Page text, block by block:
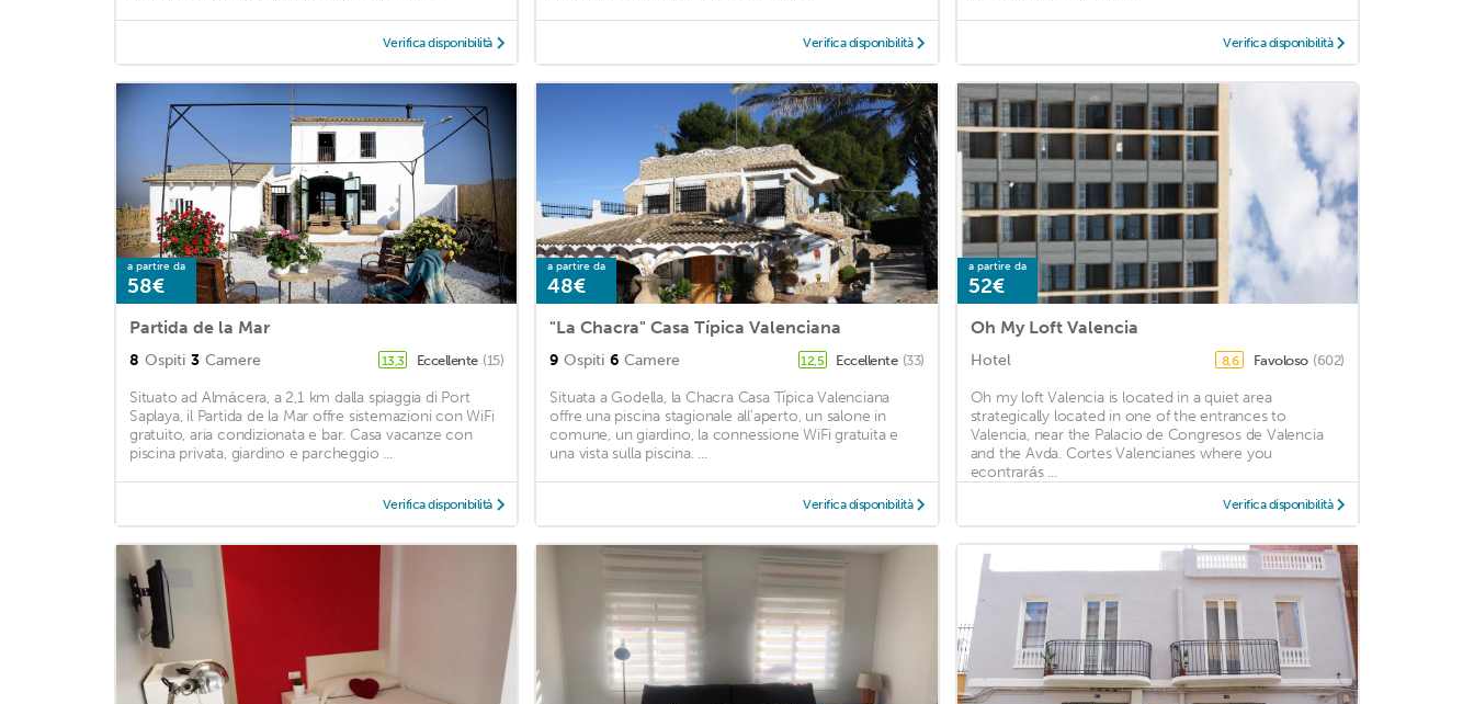
Verifica disponibilità Verifica disponibilità Verifica disponibilità
a partire da
58€
Partida de la Mar
8 Ospiti 3 Camere 13,3 Eccellente (15)
Situato ad Almácera, a 2,1 km dalla spiaggia di Port
Saplaya, il Partida de la Mar offre sistemazioni con WiFi
gratuito, aria condizionata e bar. Casa vacanze con
piscina privata, giardino e parcheggio ...
Verifica disponibilità
a partire da
48€
"La Chacra" Casa Típica Valenciana
9 Ospiti 6 Camere 12,5 Eccellente (33)
Situata a Godella, la Chacra Casa Típica Valenciana
offre una piscina stagionale all'aperto, un salone in
comune, un giardino, la connessione WiFi gratuita e
una vista sulla piscina. ...
Verifica disponibilità
a partire da
52€
Oh My Loft Valencia
Hotel 8,6 Favoloso (602)
Oh my loft Valencia is located in a quiet area
strategically located in one of the entrances to
Valencia, near the Palacio de Congresos de Valencia
and the Avda. Cortes Valencianes where you
econtrarás ...
Verifica disponibilità